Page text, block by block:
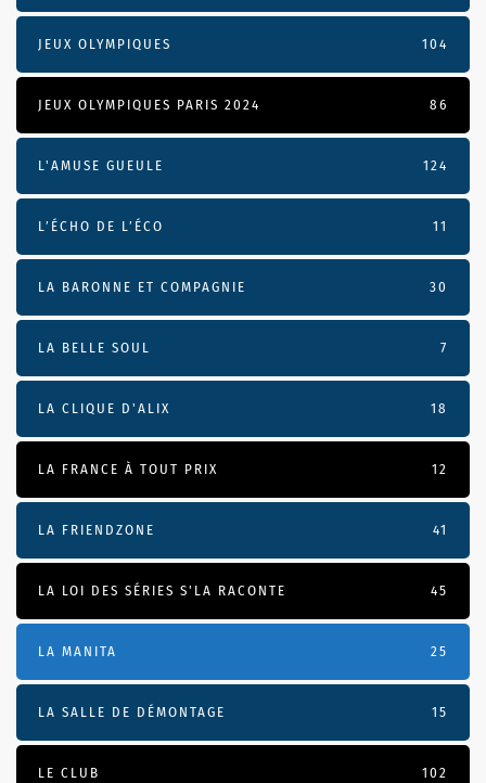
JEUX OLYMPIQUES 104
JEUX OLYMPIQUES PARIS 2024 86
L'AMUSE GUEULE 124
L’ÉCHO DE L’ÉCO 11
LA BARONNE ET COMPAGNIE 30
LA BELLE SOUL 7
LA CLIQUE D'ALIX 18
LA FRANCE À TOUT PRIX 12
LA FRIENDZONE 41
LA LOI DES SÉRIES S'LA RACONTE 45
LA MANITA 25
LA SALLE DE DÉMONTAGE 15
LE CLUB 102